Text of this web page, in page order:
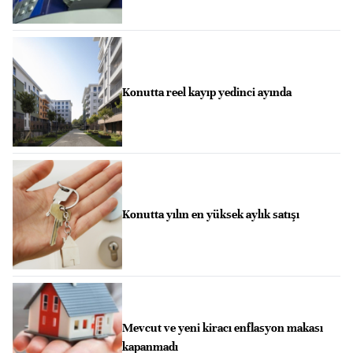
Konutta reel kayıp yedinci ayında
Konutta yılın en yüksek aylık satışı
Mevcut ve yeni kiracı enflasyon makası
kapanmadı